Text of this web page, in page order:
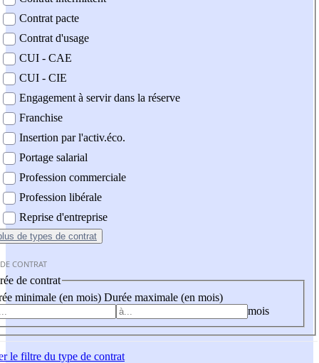
Contrat pacte
Contrat d'usage
CUI - CAE
CUI - CIE
Engagement à servir dans la réserve
Franchise
Insertion par l'activ.éco.
Portage salarial
Profession commerciale
Profession libérale
Reprise d'entreprise
de types de contrat
CONTRAT
de contrat
minimale (en mois) Durée maximale (en mois)
mois
le filtre du type de contrat